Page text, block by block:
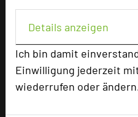
Details anzeigen
Ich bin damit
Einwilligung jederzeit
wiederrufen oder
Alle Informationen
Beliebte Suchlisten
Baden-Württemberg
Bayern